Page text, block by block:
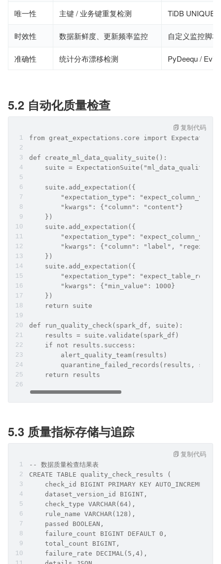
唯一性 主键 / 业务键重复检测 TiDB UNIQUE
时效性 数据新鲜度、更新频率监控 自定义监控脚本
准确性 统计分布漂移检测 PyDeequ /
5.2 自动化质量检查
from great_expectations.core import
def create_ml_data_quality_suite():
    suite = ExpectationSuite("ml_data_quality")
    suite.add_expectation({
"expectation_type":
        "kwargs": {"column": "content"}
    })
    suite.add_expectation({
"expectation_type":
"kwargs": {"column": "label", "regex":
    })
    suite.add_expectation({
"expectation_type":
        "kwargs": {"min_value": 1000}
    })
    return suite
def run_quality_check(spark_df, suite):
    results = suite.validate(spark_df)
    if not results.success:
        alert_quality_team(results)
quarantine_failed_records(results,
    return results
复制代码
5.3 质量指标存储与追踪
-- 数据质量检查结果表
CREATE TABLE quality_check_results (
    check_id BIGINT PRIMARY KEY AUTO_INCREMENT,
    dataset_version_id BIGINT,
    check_type VARCHAR(64),
    rule_name VARCHAR(128),
    passed BOOLEAN,
    failure_count BIGINT DEFAULT 0,
    total_count BIGINT,
    failure_rate DECIMAL(5,4),
复制代码